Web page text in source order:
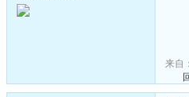
来自